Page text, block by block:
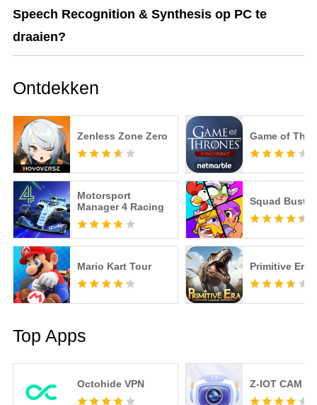
Speech Recognition & Synthesis op PC te
draaien?
Ontdekken
Zenless Zone Zero Game of
Motorsport
Manager 4 Racing
Squad
Mario Kart Tour Primitive Era
Top Apps
Octohide VPN Z-IOT CAM